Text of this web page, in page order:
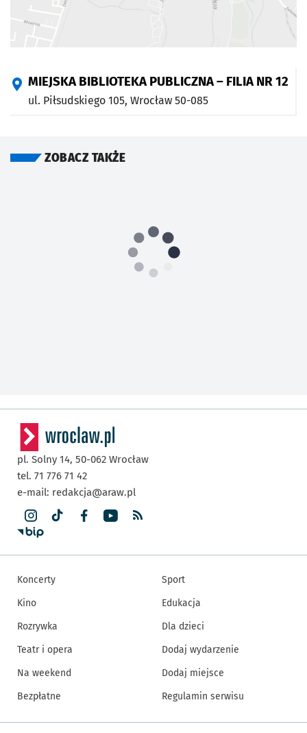
MIEJSKA BIBLIOTEKA PUBLICZNA – FILIA NR 12
ul. Piłsudskiego 105, Wrocław 50-085
ZOBACZ TAKŻE
pl. Solny 14, 50-062 Wrocław
tel. 71 776 71 42
e-mail: redakcja@araw.pl
Koncerty
Kino
Rozrywka
Teatr i opera
Na weekend
Bezpłatne
Sport
Edukacja
Dla dzieci
Dodaj wydarzenie
Dodaj miejsce
Regulamin serwisu